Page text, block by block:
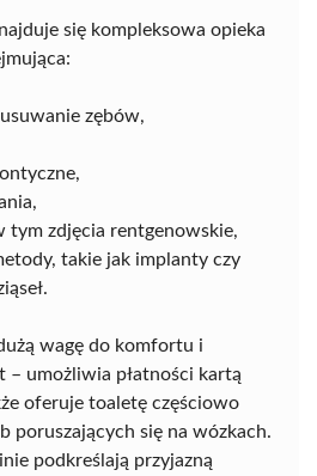
się kompleksowa opieka
zębów,
tym zdjęcia rentgenowskie,
takie jak implanty czy
wagę do komfortu i
– umożliwia płatności kartą
oferuje toaletę częściowo
poruszających się na wózkach.
podkreślają przyjazną